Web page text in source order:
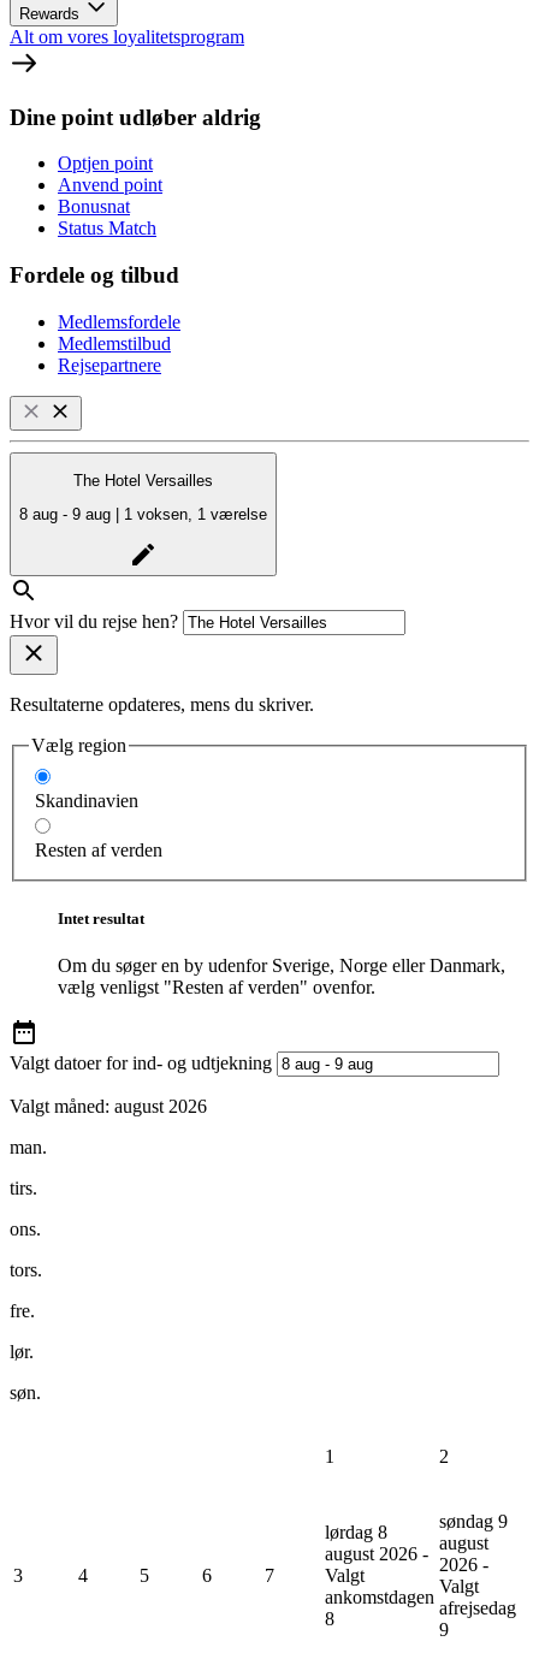
Rewards
Alt om vores loyalitetsprogram
Dine point udløber aldrig
Optjen point
Anvend point
Bonusnat
Status Match
Fordele og tilbud
Medlemsfordele
Medlemstilbud
Rejsepartnere
The Hotel Versailles
8 aug - 9 aug | 1 voksen, 1 værelse
Hvor vil du rejse hen?
Resultaterne opdateres, mens du skriver.
Vælg region
Skandinavien
Resten af verden
Intet resultat
Om du søger en by udenfor Sverige, Norge eller Danmark,
vælg venligst "Resten af verden" ovenfor.
Valgt datoer for ind- og udtjekning
Valgt måned: august 2026
man.
tirs.
ons.
tors.
fre.
lør.
søn.
1 2
3 4 5 6 7
lørdag 8
august 2026 -
Valgt
ankomstdagen
8
søndag 9
august
2026 -
Valgt
afrejsedag
9